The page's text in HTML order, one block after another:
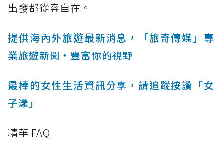
出發都從容自在。
提供海內外旅遊最新消息，「旅奇傳媒」專
業旅遊新聞‧豐富你的視野
最棒的女性生活資訊分享，請追蹤按讚「女
子漾」
精華 FAQ